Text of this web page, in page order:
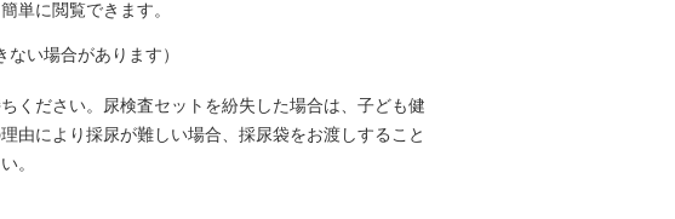
単に閲覧できます。
い場合があります）
ください。尿検査セットを紛失した場合は、子ども健
由により採尿が難しい場合、採尿袋をお渡しすること
。